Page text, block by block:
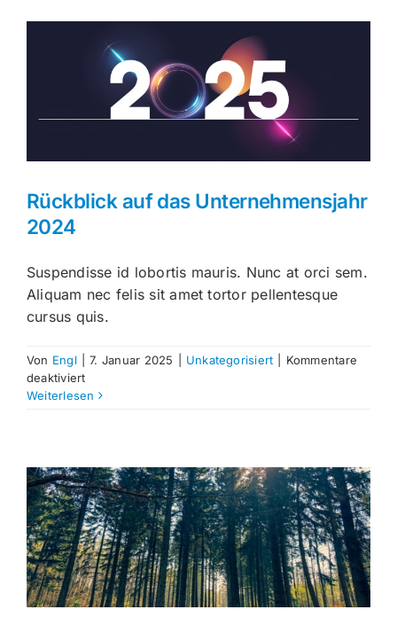
Rückblick auf das Unternehmensjahr
2024
Suspendisse id lobortis mauris. Nunc at orci sem.
Aliquam nec felis sit amet tortor pellentesque
cursus quis.
Von Engl 7. Januar 2025 Unkategorisiert
Kommentare
deaktiviertfür
Rückblick
2024
Weiterlesen